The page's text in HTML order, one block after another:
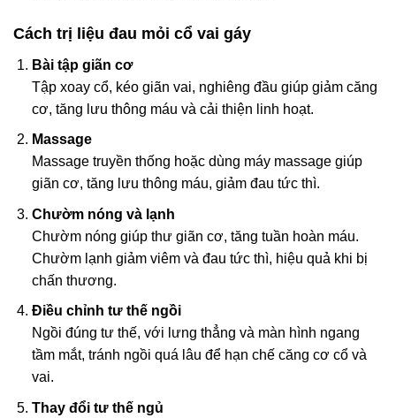
Cách trị liệu đau mỏi cổ vai gáy
Bài tập giãn cơ
Tập xoay cổ, kéo giãn vai, nghiêng đầu giúp giảm căng
cơ, tăng lưu thông máu và cải thiện linh hoạt.
Massage
Massage truyền thống hoặc dùng máy massage giúp
giãn cơ, tăng lưu thông máu, giảm đau tức thì.
Chườm nóng và lạnh
Chườm nóng giúp thư giãn cơ, tăng tuần hoàn máu.
Chườm lạnh giảm viêm và đau tức thì, hiệu quả khi bị
chấn thương.
Điều chỉnh tư thế ngồi
Ngồi đúng tư thế, với lưng thẳng và màn hình ngang
tầm mắt, tránh ngồi quá lâu để hạn chế căng cơ cổ và
vai.
Thay đổi tư thế ngủ